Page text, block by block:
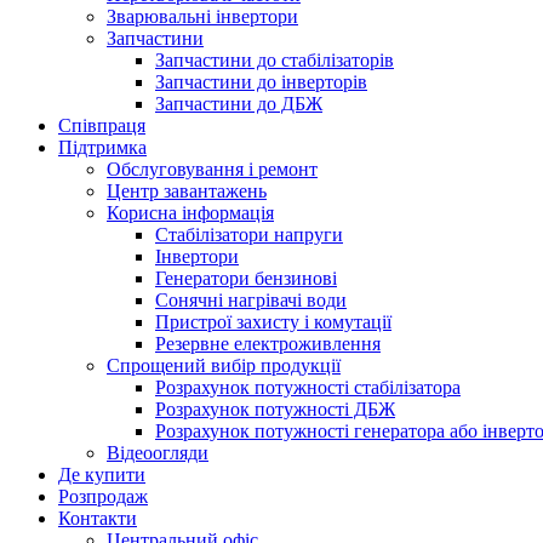
Зварювальні інвертори
Запчастини
Запчастини до стабілізаторів
Запчастини до інверторів
Запчастини до ДБЖ
Співпраця
Підтримка
Обслуговування і ремонт
Центр завантажень
Корисна інформація
Стабілізатори напруги
Інвертори
Генератори бензинові
Сонячні нагрівачі води
Пристрої захисту і комутації
Резервне електроживлення
Спрощений вибір продукції
Розрахунок потужності стабілізатора
Розрахунок потужності ДБЖ
Розрахунок потужності генератора або
Відеоогляди
Де купити
Розпродаж
Контакти